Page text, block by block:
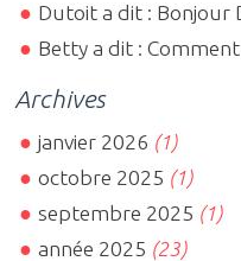
Dutoit a dit : Bonjour
Betty a dit :
Archives
janvier 2026 (1)
octobre 2025 (1)
septembre 2025 (1)
année 2025 (23)